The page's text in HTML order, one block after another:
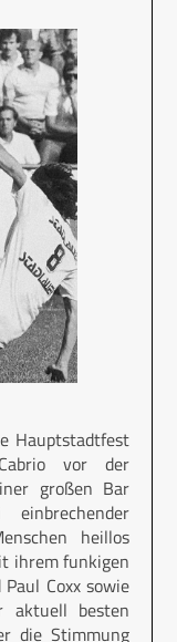
Hauptstadtfest
vor der
großen Bar
heillos
ihrem funkigen
Coxx sowie
aktuell besten
die Stimmung